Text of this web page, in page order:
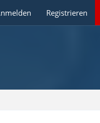
Registrieren